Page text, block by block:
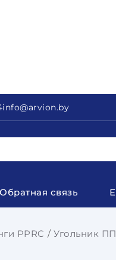
info@arvion.by
Обратная связь
PPRC Угольник